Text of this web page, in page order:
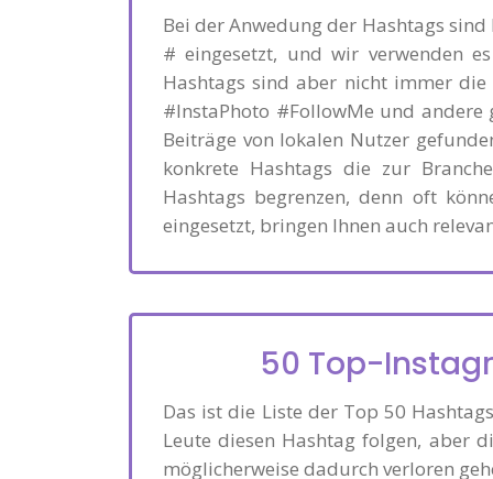
Bei der Anwedung der Hashtags
# eingesetzt, und wir verwenden
Hashtags sind aber nicht immer die
#InstaPhoto #FollowMe und andere
Beiträge von lokalen Nutzer
konkrete Hashtags die zur
Hashtags begrenzen, denn oft
eingesetzt, bringen Ihnen auch
50 Top-
Das ist die Liste der Top 50
Leute diesen Hashtag folgen, aber
möglicherweise dadurch verloren